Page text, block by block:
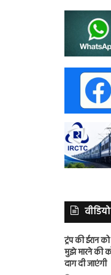
वीडियो
ट्रंप की ईरान
मुझे मारने की
दाग दी जाएंगी